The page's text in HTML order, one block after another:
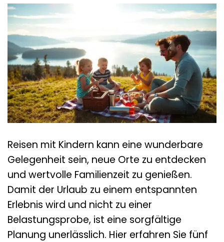
Reisen mit Kindern kann eine wunderbare
Gelegenheit sein, neue Orte zu entdecken
und wertvolle Familienzeit zu genießen.
Damit der Urlaub zu einem entspannten
Erlebnis wird und nicht zu einer
Belastungsprobe, ist eine sorgfältige
Planung unerlässlich. Hier erfahren Sie fünf